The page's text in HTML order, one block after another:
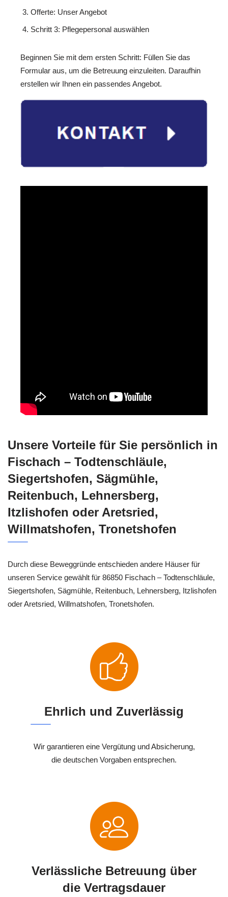
Offerte: Unser Angebot
Schritt 3: Pflegepersonal auswählen
Beginnen Sie mit dem ersten Schritt: Füllen Sie das
Formular aus, um die Betreuung einzuleiten. Daraufhin
erstellen wir Ihnen ein passendes Angebot.
Unsere Vorteile für Sie persönlich in
Fischach – Todtenschläule,
Siegertshofen, Sägmühle,
Reitenbuch, Lehnersberg,
Itzlishofen oder Aretsried,
Willmatshofen, Tronetshofen
Durch diese Beweggründe entschieden andere Häuser für
unseren Service gewählt für 86850 Fischach – Todtenschläule,
Siegertshofen, Sägmühle, Reitenbuch, Lehnersberg, Itzlishofen
oder Aretsried, Willmatshofen, Tronetshofen.
Ehrlich und Zuverlässig
Wir garantieren eine Vergütung und Absicherung,
die deutschen Vorgaben entsprechen.
Verlässliche Betreuung über
die Vertragsdauer